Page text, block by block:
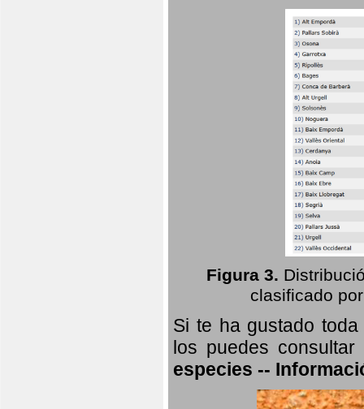
Figura 3.
clasificado
Si te ha gustado
los puedes
especies --